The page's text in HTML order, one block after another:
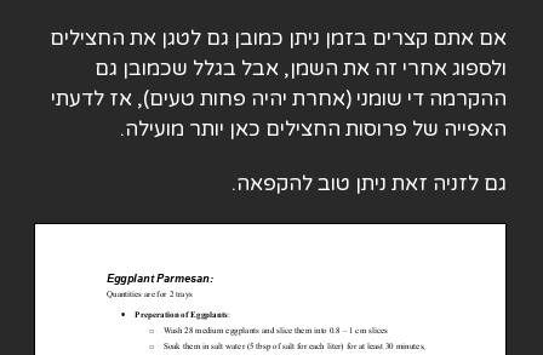
אם אתם קצרים בזמן ניתן כמובן גם לטגן את החצילים
ולספוג אחרי זה את השמן, אבל בגלל שכמובן גם
ההקרמה די שומני (אחרת יהיה פחות טעים), אז לדעתי
האפייה של פרוסות החצילים כאן יותר מועילה.
גם לזניה זאת ניתן טוב להקפאה.